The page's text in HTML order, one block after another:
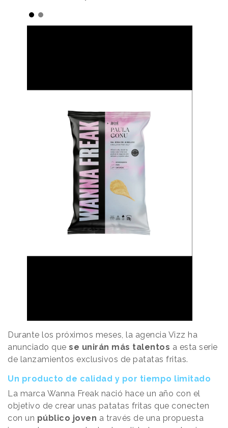
Durante los próximos meses, la agencia Vizz ha
anunciado que se unirán más talentos a esta serie
de lanzamientos exclusivos de patatas fritas.
Un producto de calidad y por tiempo limitado
La marca Wanna Freak nació hace un año con el
objetivo de crear unas patatas fritas que conecten
con un público joven a través de una propuesta